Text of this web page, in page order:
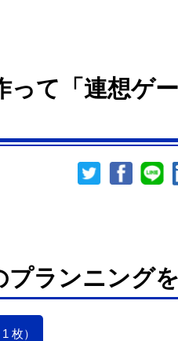
って「連想ゲー
プランニングを
枚）